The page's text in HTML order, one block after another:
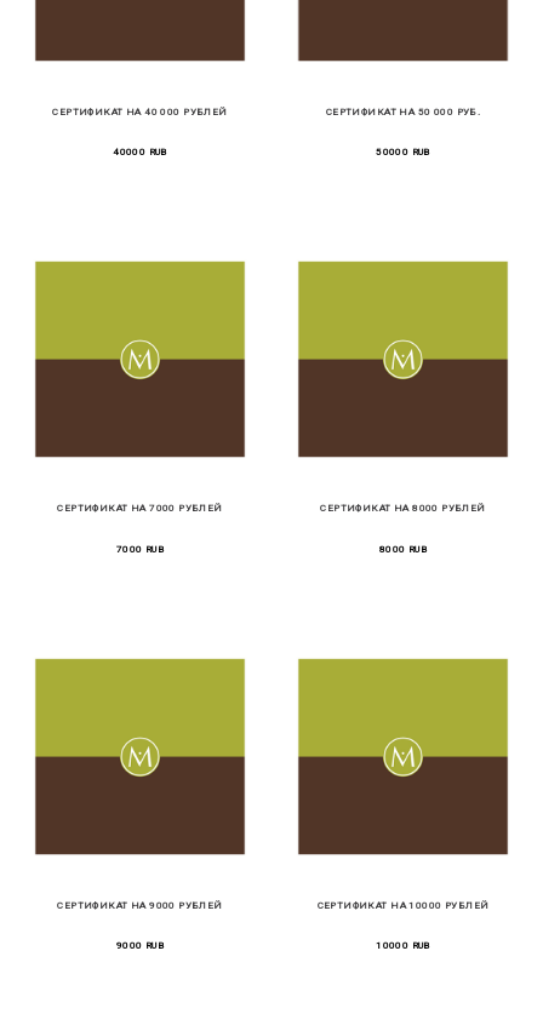
СЕРТИФИКАТ НА 40 000 РУБЛЕЙ
40000 RUB
СЕРТИФИКАТ НА 50 000 РУБ.
50000 RUB
СЕРТИФИКАТ НА 7000 РУБЛЕЙ
7000 RUB
СЕРТИФИКАТ НА 8000 РУБЛЕЙ
8000 RUB
СЕРТИФИКАТ НА 9000 РУБЛЕЙ
9000 RUB
СЕРТИФИКАТ НА 10000 РУБЛЕЙ
10000 RUB